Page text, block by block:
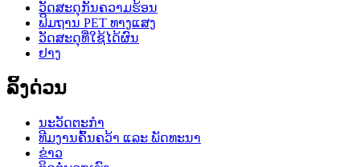
ວັດສະດຸກັນຄວາມຮ້ອນ
ຟິມຖານ PET ທາງແສງ
ວັດສະດຸທີ່ໃຊ້ໄດ້ຜົນ
ຢາງ
ລິ້ງດ່ວນ
ນະວັດຕະກໍາ
ທີມງານຄົ້ນຄວ້າ ແລະ ພັດທະນາ
ຂ່າວ